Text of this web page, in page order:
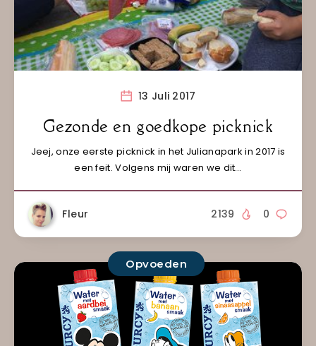
13 Juli 2017
Gezonde en goedkope picknick
Jeej, onze eerste picknick in het Julianapark in 2017 is
een feit. Volgens mij waren we dit…
Fleur 0
2139
Opvoeden